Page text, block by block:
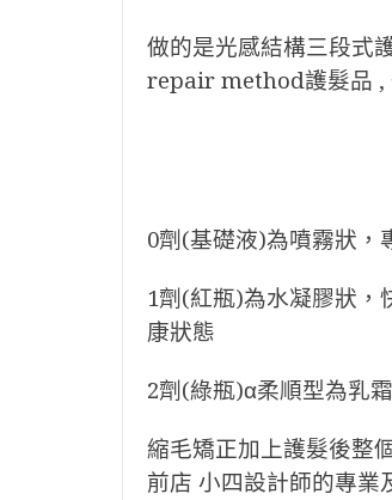
做的是光感結構三段式
repair method護髮品 ,
0劑(基礎液)為噴霧狀，
1劑(紅瓶)為水凝膠狀，
康狀態
2劑(綠瓶)α柔順型為乳
縮毛矯正加上護髮後整
前店 小四設計師的專業